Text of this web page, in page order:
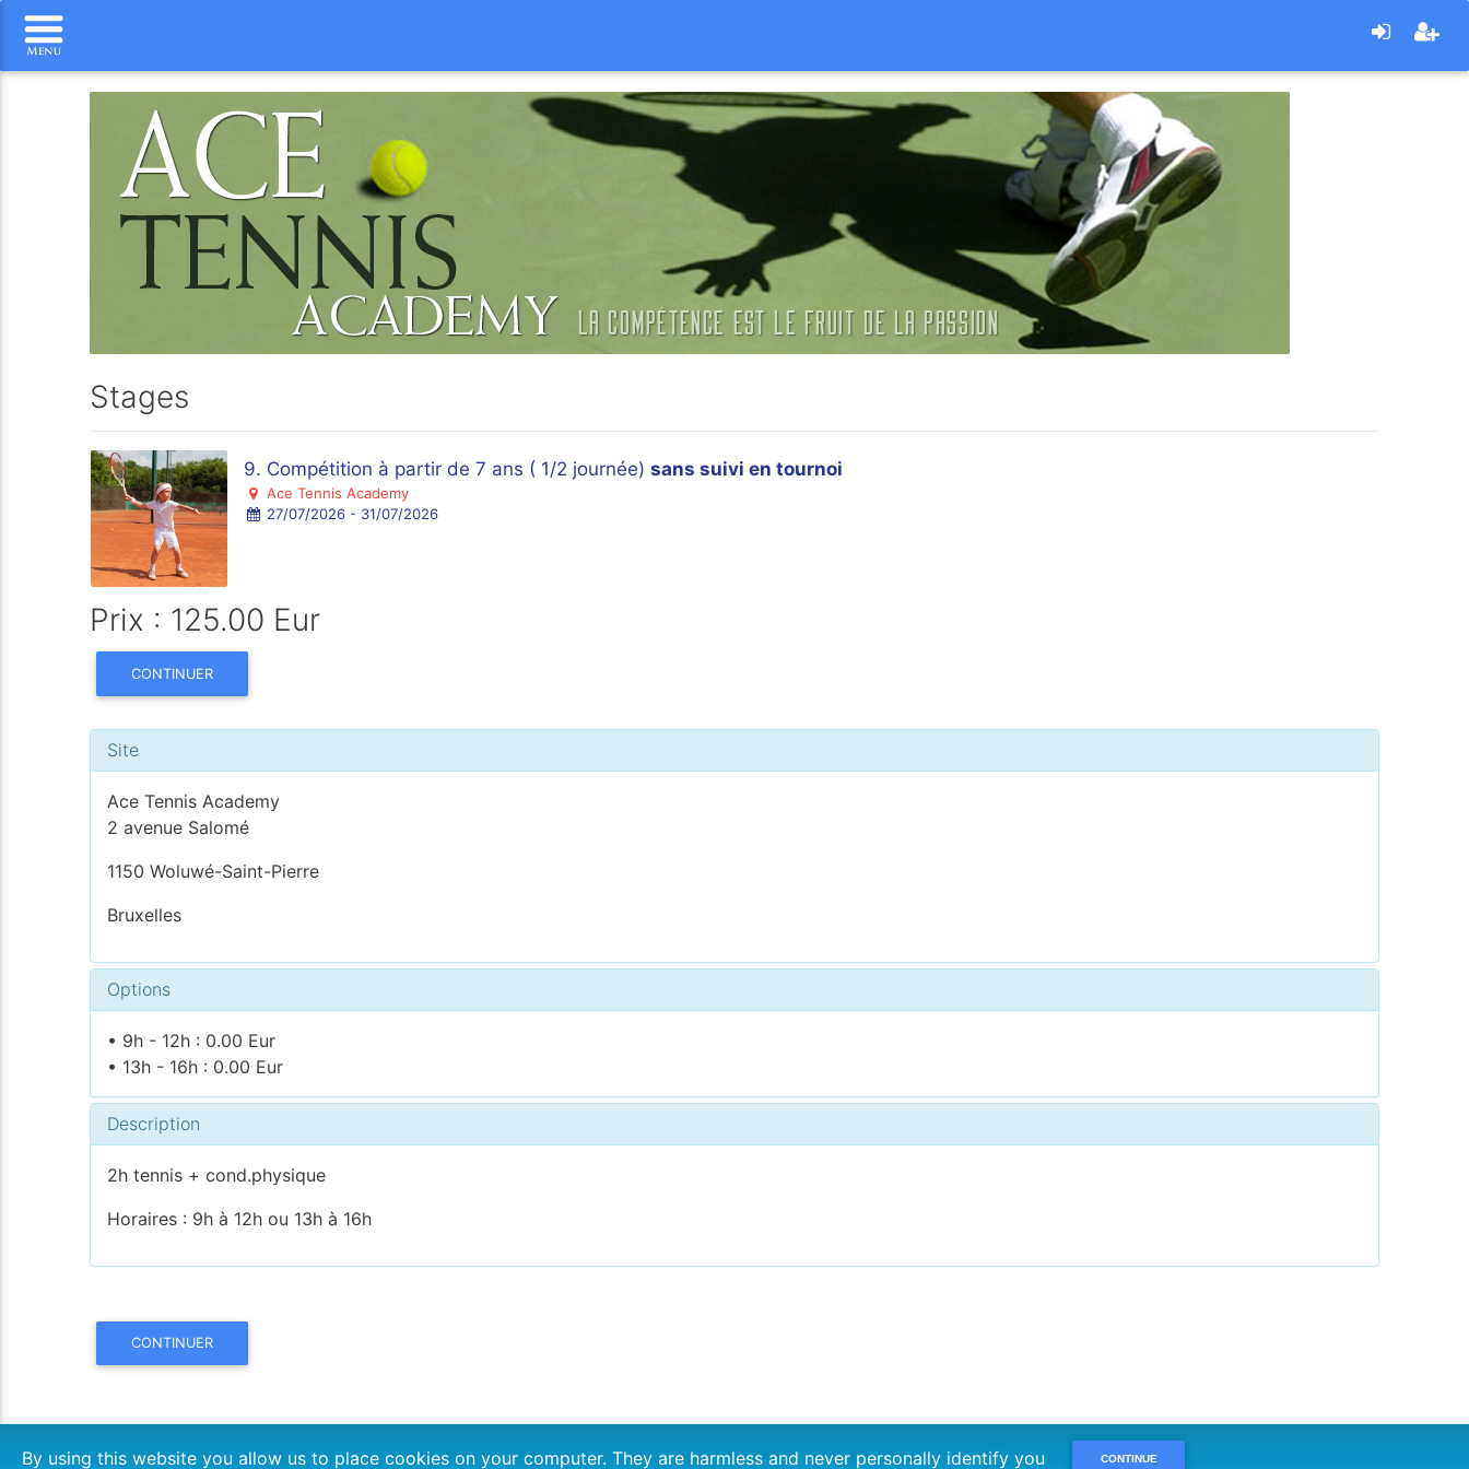
Stages
9. Compétition à partir de 7 ans ( 1/2 journée)sans suivi en tournoi
Ace Tennis Academy
27/07/2026 - 31/07/2026
Prix : 125.00 Eur
CONTINUER
Site
Ace Tennis Academy
2 avenue Salomé
1150 Woluwé-Saint-Pierre
Bruxelles
Options
• 9h - 12h : 0.00 Eur
• 13h - 16h : 0.00 Eur
Description
2h tennis + cond.physique
Horaires : 9h à 12h ou 13h à 16h
CONTINUER
By using this website you allow us to place cookies on your computer. They are harmless and never personally identify you CONTINUE